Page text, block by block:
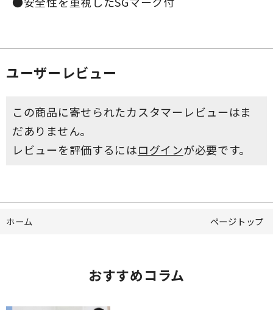
ユーザーレビュー
この商品に寄せられたカスタマーレビューはま
だありません。
レビューを評価するにはログインが必要です。
ホーム ページトップ
おすすめコラム